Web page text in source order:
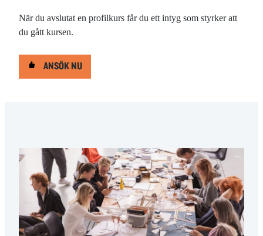
När du avslutat en profilkurs får du ett intyg som styrker att
du gått kursen.
ANSÖK NU